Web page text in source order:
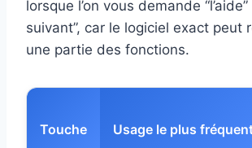
lorsque l’on vous demande “l’aide”
suivant”, car le logiciel exact peut
une partie des fonctions.
Touche Usage le plus